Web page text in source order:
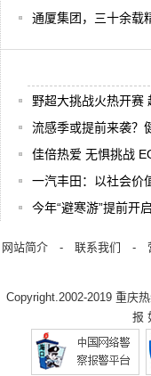
通厦集团，三十余载
野超大挑战火热开赛
流感季或提前来袭？
佳倍热爱 无惧挑战
一汽丰田：以社会价
今年“避寒游”提前开
网站简介- 联系我们 -
Copyright.2002-2019 重庆
报